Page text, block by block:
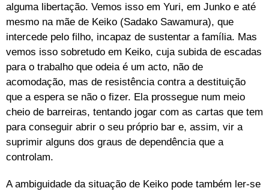
alguma libertação. Vemos isso em Yuri, em Junko e até
mesmo na mãe de Keiko (Sadako Sawamura), que
intercede pelo filho, incapaz de sustentar a família. Mas
vemos isso sobretudo em Keiko, cuja subida de escadas
para o trabalho que odeia é um acto, não de
acomodação, mas de resistência contra a destituição
que a espera se não o fizer. Ela prossegue num meio
cheio de barreiras, tentando jogar com as cartas que tem
para conseguir abrir o seu próprio bar e, assim, vir a
suprimir alguns dos graus de dependência que a
controlam.
A ambiguidade da situação de Keiko pode também ler-se